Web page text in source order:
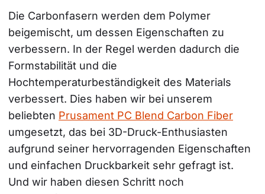
Die Carbonfasern werden dem Polymer
beigemischt, um dessen Eigenschaften zu
verbessern. In der Regel werden dadurch die
Formstabilität und die
Hochtemperaturbeständigkeit des Materials
verbessert. Dies haben wir bei unserem
beliebten Prusament PC Blend Carbon Fiber
umgesetzt, das bei 3D-Druck-Enthusiasten
aufgrund seiner hervorragenden Eigenschaften
und einfachen Druckbarkeit sehr gefragt ist.
Und wir haben diesen Schritt noch